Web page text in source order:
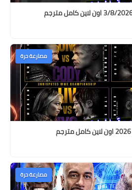
مصارعة حرة
مصارعة حرة